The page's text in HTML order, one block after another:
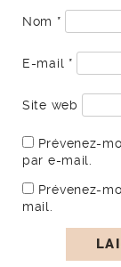
Nom *
E-mail *
Site web
Prévenez-
par e-mail.
Prévenez-
mail.